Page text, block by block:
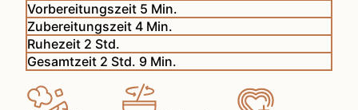
Vorbereitungszeit 5 Minuten
Min.
Zubereitungszeit4Minuten
Min.
Ruhezeit 2 Stunden
Std.
Gesamtzeit 2 Stunden
Std. 9Minuten
Min.